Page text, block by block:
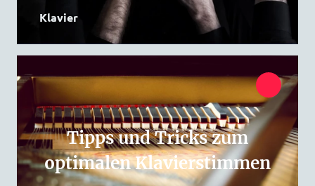
Klavier
Tipps und Tricks zum
optimalen Klavierstimmen